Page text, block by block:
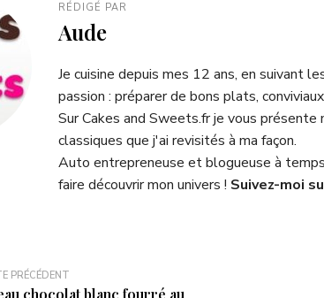
RÉDIGÉ PAR
Aude
Je cuisine depuis mes 12 ans, en suivant
passion : préparer de bons plats,
Sur Cakes and Sweets.fr je vous
classiques que j'ai revisités à ma façon.
Auto entrepreneuse et blogueuse à
faire découvrir mon univers ! Suivez-moi
PRÉCÉDENT
chocolat blanc fourré au